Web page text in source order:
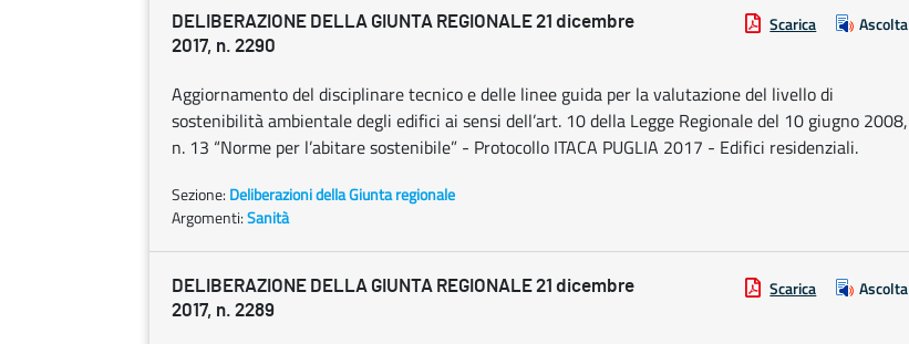
DELIBERAZIONE DELLA GIUNTA REGIONALE 21 dicembre
2017, n. 2290
Scarica Ascolta
Aggiornamento del disciplinare tecnico e delle linee guida per la valutazione del livello di
sostenibilità ambientale degli edifici ai sensi dell’art. 10 della Legge Regionale del 10 giugno 2008,
n. 13 “Norme per l’abitare sostenibile” - Protocollo ITACA PUGLIA 2017 - Edifici residenziali.
Sezione: Deliberazioni della Giunta regionale
Argomenti:Sanità
DELIBERAZIONE DELLA GIUNTA REGIONALE 21 dicembre
2017, n. 2289
Scarica Ascolta